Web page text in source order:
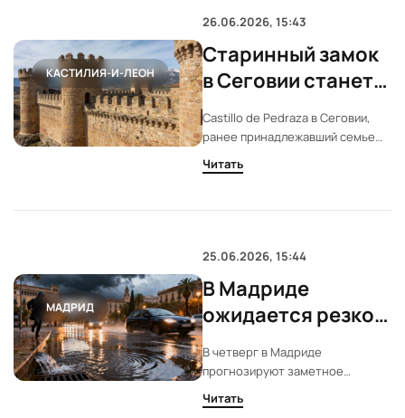
возвращение культовых игр.
КАСТИЛИЯ-И-ЛЕОН
26.06.2026, 15:43
Старинный замок
в Сеговии станет
новым
культурным
центром Испании
Castillo de Pedraza в Сеговии,
ранее принадлежавший семье
Zuloaga, переходит в руки
Santiago Segura, José Mota и
современное культурное
тематическими событиями.
Читать
МАДРИД
25.06.2026, 15:44
В Мадриде
ожидается резкое
похолодание и
кратковременные
дожди
В четверг в Мадриде
прогнозируют заметное
снижение дневной
температуры. Ожидаются
Читать